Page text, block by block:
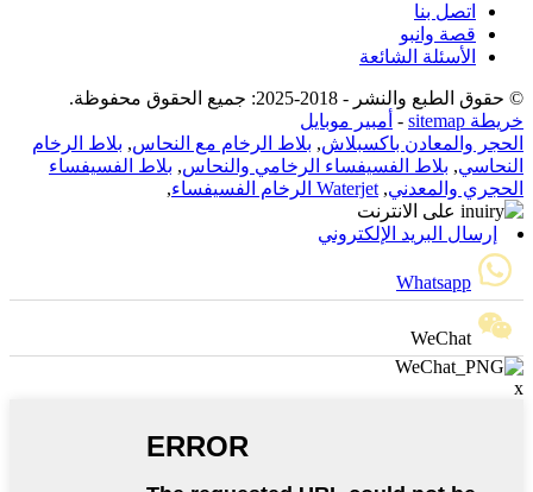
اتصل بنا
قصة وانبو
الأسئلة الشائعة
© حقوق الطبع والنشر - 2018-2025: جميع الحقوق محفوظة.
خريطة sitemap
- أمبير موبايل
الحجر والمعادن باكسبلاش, بلاط الرخام مع النحاس, بلاط الرخام
النحاسي, بلاط الفسيفساء الرخامي والنحاس, بلاط الفسيفساء
الحجري والمعدني,Waterjet الرخام الفسيفساء ,
إرسال البريد الإلكتروني
Whatsapp
WeChat
x